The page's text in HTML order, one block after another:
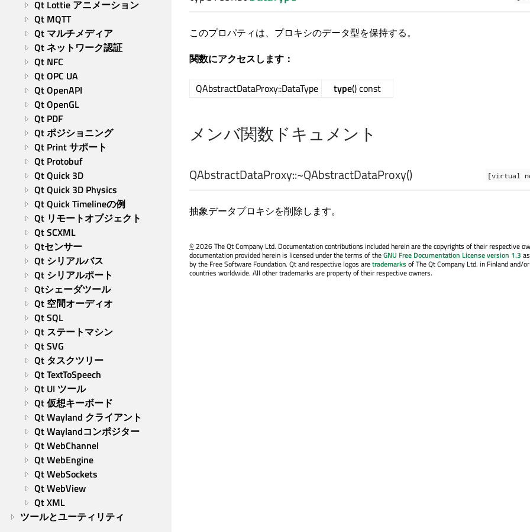
Qt Lottie アニメーション
Qt MQTT
Qt マルチメディア
Qt ネットワーク認証
Qt NFC
Qt OPC UA
Qt OpenAPI
Qt OpenGL
Qt PDF
Qt ポジショニング
Qt Print サポート
Qt Protobuf
Qt Quick 3D
Qt Quick 3D Physics
Qt Quick Timelineの例
Qt リモートオブジェクト
Qt SCXML
Qtセンサー
Qt シリアルバス
Qt シリアルポート
Qtシェーダツール
Qt 空間オーディオ
Qt SQL
Qt ステートマシン
Qt SVG
Qt タスクツリー
Qt TextToSpeech
Qt UI ツール
Qt 仮想キーボード
Qt Wayland クライアント
Qt Waylandコンポジター
Qt WebChannel
Qt WebEngine
Qt WebSockets
Qt WebView
Qt XML
ツールとユーティリティ
このプロパティは、プロキシのデータ型を保持する。
関数にアクセスします：
QAbstractDataProxy::DataType type() const
メンバ関数ドキュメント
[virtual
QAbstractDataProxy::~QAbstractDataProxy()
抽象データプロキシを削除します。
©2026 The Qt Company Ltd. Documentation contributions included herein are the copyrights of their respective
documentation provided herein is licensed under the terms of theGNU Free Documentation License version 1.3
by the Free Software Foundation. Qt and respective logos aretrademarksof The Qt Company Ltd. in Finland and/
countries worldwide. All other trademarks are property of their respective owners.